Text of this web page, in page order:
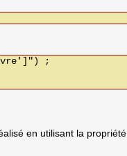
;
en utilisant la propriété